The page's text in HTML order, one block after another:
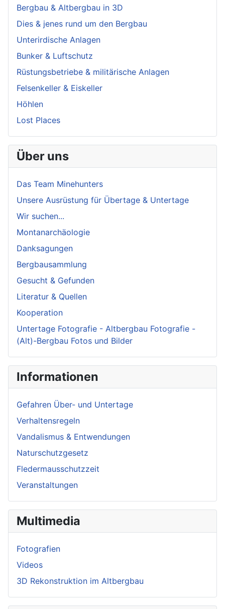
Bergbau & Altbergbau in 3D
Dies & jenes rund um den Bergbau
Unterirdische Anlagen
Bunker & Luftschutz
Rüstungsbetriebe & militärische Anlagen
Felsenkeller & Eiskeller
Höhlen
Lost Places
Über uns
Das Team Minehunters
Unsere Ausrüstung für Übertage & Untertage
Wir suchen...
Montanarchäologie
Danksagungen
Bergbausammlung
Gesucht & Gefunden
Literatur & Quellen
Kooperation
Untertage Fotografie - Altbergbau Fotografie -
(Alt)-Bergbau Fotos und Bilder
Informationen
Gefahren Über- und Untertage
Verhaltensregeln
Vandalismus & Entwendungen
Naturschutzgesetz
Fledermausschutzzeit
Veranstaltungen
Multimedia
Fotografien
Videos
3D Rekonstruktion im Altbergbau